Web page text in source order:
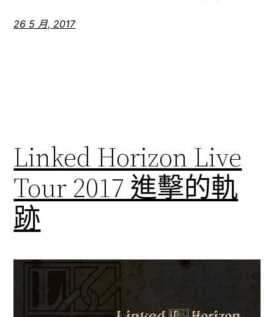
26 5 月, 2017
Linked Horizon Live
Tour 2017 進擊的軌
跡